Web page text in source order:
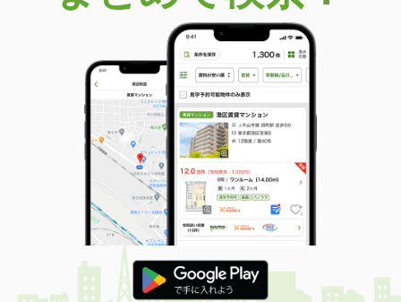
価 格
2,749万円
兵庫県宝塚市安倉中６
90.25m²
土地面積 121.62m²
兵庫県宝塚市逆瀬台３
価 格
2,980万円
住 所
兵庫県宝塚市逆瀬台３
建物面積 197.95m²
土地面積 323.78m²
兵庫県神戸市灘区篠原台
価 格
7,000万円